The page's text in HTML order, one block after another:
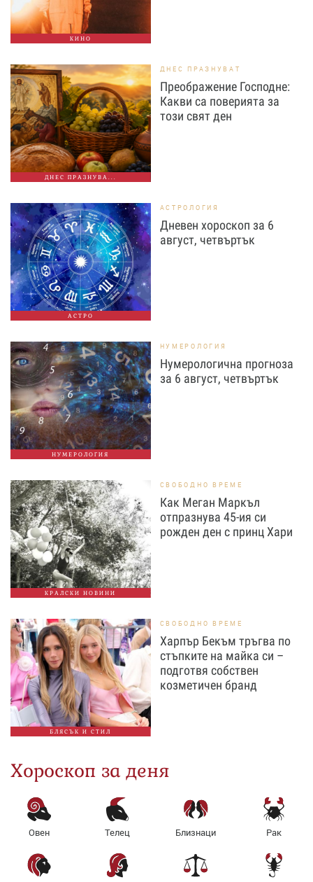
КИНО
ДНЕС ПРАЗНУВА...
ДНЕС ПРАЗНУВАТ
Преображение Господне:
Какви са поверията за
този свят ден
АСТРО
АСТРОЛОГИЯ
Дневен хороскоп за 6
август, четвъртък
НУМЕРОЛОГИЯ
НУМЕРОЛОГИЯ
Нумерологична прогноза
за 6 август, четвъртък
КРАЛСКИ НОВИНИ
СВОБОДНО ВРЕМЕ
Как Меган Маркъл
отпразнува 45-ия си
рожден ден с принц Хари
БЛЯСЪК И СТИЛ
СВОБОДНО ВРЕМЕ
Харпър Бекъм тръгва по
стъпките на майка си –
подготвя собствен
козметичен бранд
Хороскоп за деня
Овен Телец Близнаци Рак